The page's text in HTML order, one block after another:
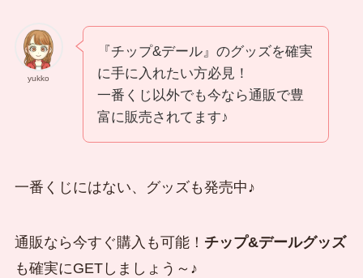
yukko
『チップ&デール』のグッズを確実
に手に入れたい方必見！
一番くじ以外でも今なら通販で豊
富に販売されてます♪
一番くじにはない、グッズも発売中♪
通販なら今すぐ購入も可能！ チップ&デールグッズ
も確実にGETしましょう～♪